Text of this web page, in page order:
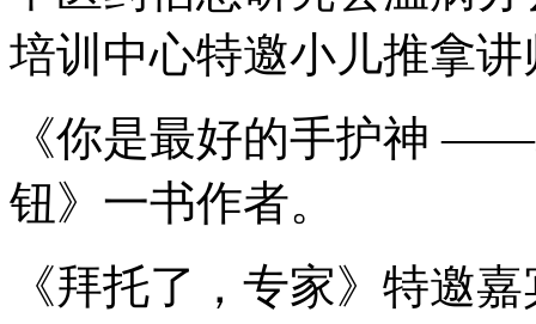
培训中心特邀小儿推拿讲
《你是最好的手护神
钮》一书作者。
《拜托了，专家》特邀